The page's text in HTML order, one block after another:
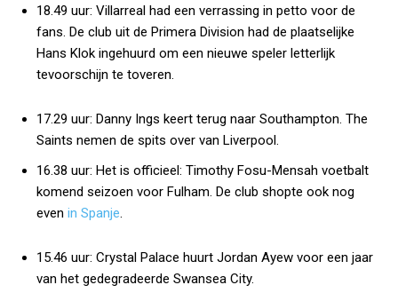
18.49 uur: Villarreal had een verrassing in petto voor de
fans. De club uit de Primera Division had de plaatselijke
Hans Klok ingehuurd om een nieuwe speler letterlijk
tevoorschijn te toveren.
17.29 uur: Danny Ings keert terug naar Southampton. The
Saints nemen de spits over van Liverpool.
16.38 uur: Het is officieel: Timothy Fosu-Mensah voetbalt
komend seizoen voor Fulham. De club shopte ook nog
even in Spanje.
15.46 uur: Crystal Palace huurt Jordan Ayew voor een jaar
van het gedegradeerde Swansea City.